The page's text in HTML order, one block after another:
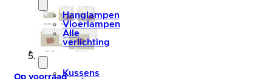
Hanglampen
Vloerlampen
Alle
verlichting
accessoires
Kussens